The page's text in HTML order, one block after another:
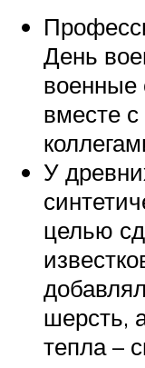
День
военные
вместе
У
целью
шерсть,
тепла –